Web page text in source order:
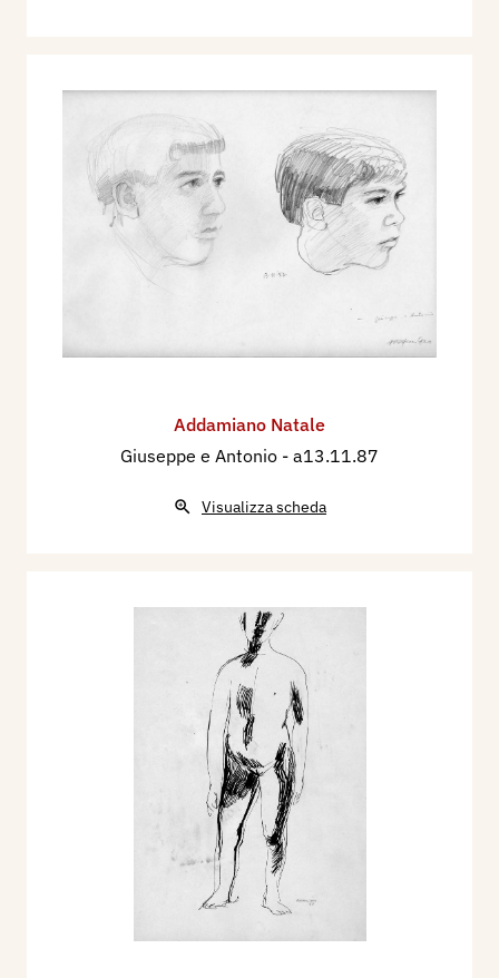
Addamiano Natale
Giuseppe e Antonio - a13.11.87
Visualizza scheda